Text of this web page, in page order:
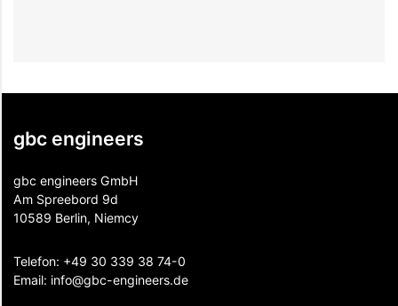
gbc engineers
gbc engineers GmbH
Am Spreebord 9d
10589 Berlin, Niemcy
Telefon: +49 30 339 38 74-0
Email: info@gbc-engineers.de